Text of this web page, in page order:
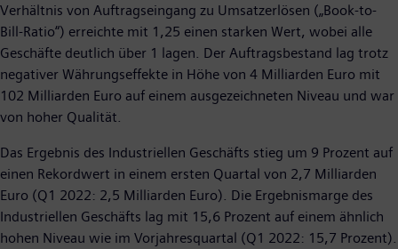
Verhältnis von Auftragseingang zu Umsatzerlösen („Book-to-
Bill-Ratio“) erreichte mit 1,25 einen starken Wert, wobei alle
Geschäfte deutlich über 1 lagen. Der Auftragsbestand lag trotz
negativer Währungseffekte in Höhe von 4 Milliarden Euro mit
102 Milliarden Euro auf einem ausgezeichneten Niveau und war
von hoher Qualität.
Das Ergebnis des Industriellen Geschäfts stieg um 9 Prozent auf
einen Rekordwert in einem ersten Quartal von 2,7 Milliarden
Euro (Q1 2022: 2,5 Milliarden Euro). Die Ergebnismarge des
Industriellen Geschäfts lag mit 15,6 Prozent auf einem ähnlich
hohen Niveau wie im Vorjahresquartal (Q1 2022: 15,7 Prozent).